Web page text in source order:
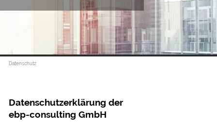
Datenschutz
Datenschutzerklärung der
ebp-consulting GmbH